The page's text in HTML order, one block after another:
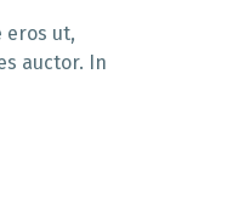
eros ut,
auctor. In